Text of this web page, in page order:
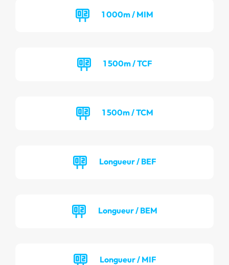
1 000m / MIM
1 500m / TCF
1 500m / TCM
Longueur / BEF
Longueur / BEM
Longueur / MIF